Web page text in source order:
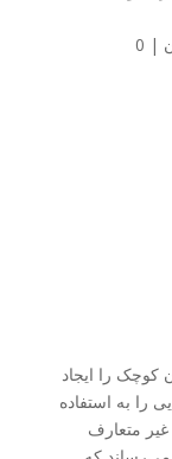
|
0
آپارتمان کوچک را ایجاد
را به استفاده
متعارف